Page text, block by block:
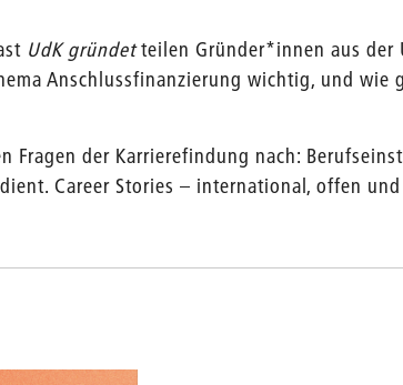
UdK gründetteilen Gründer*innen aus der
Anschlussfinanzierung wichtig, und wie
Fragen der Karrierefindung nach:
Career Stories – international, offen